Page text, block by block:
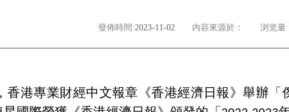
發佈時間:2023-11-02 內容來源於： 浏览量
香港專業財經中文報章《香港經濟日報》舉辦